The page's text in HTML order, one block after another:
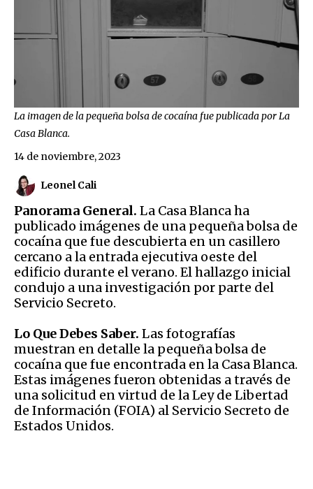
La imagen de la pequeña bolsa de cocaína fue publicada por La
Casa Blanca.
Leonel Cali
14 de noviembre, 2023
Panorama General. La Casa Blanca ha
publicado imágenes de una pequeña bolsa de
cocaína que fue descubierta en un casillero
cercano a la entrada ejecutiva oeste del
edificio durante el verano. El hallazgo inicial
condujo a una investigación por parte del
Servicio Secreto.
Lo Que Debes Saber. Las fotografías
muestran en detalle la pequeña bolsa de
cocaína que fue encontrada en la Casa Blanca.
Estas imágenes fueron obtenidas a través de
una solicitud en virtud de la Ley de Libertad
de Información (FOIA) al Servicio Secreto de
Estados Unidos.